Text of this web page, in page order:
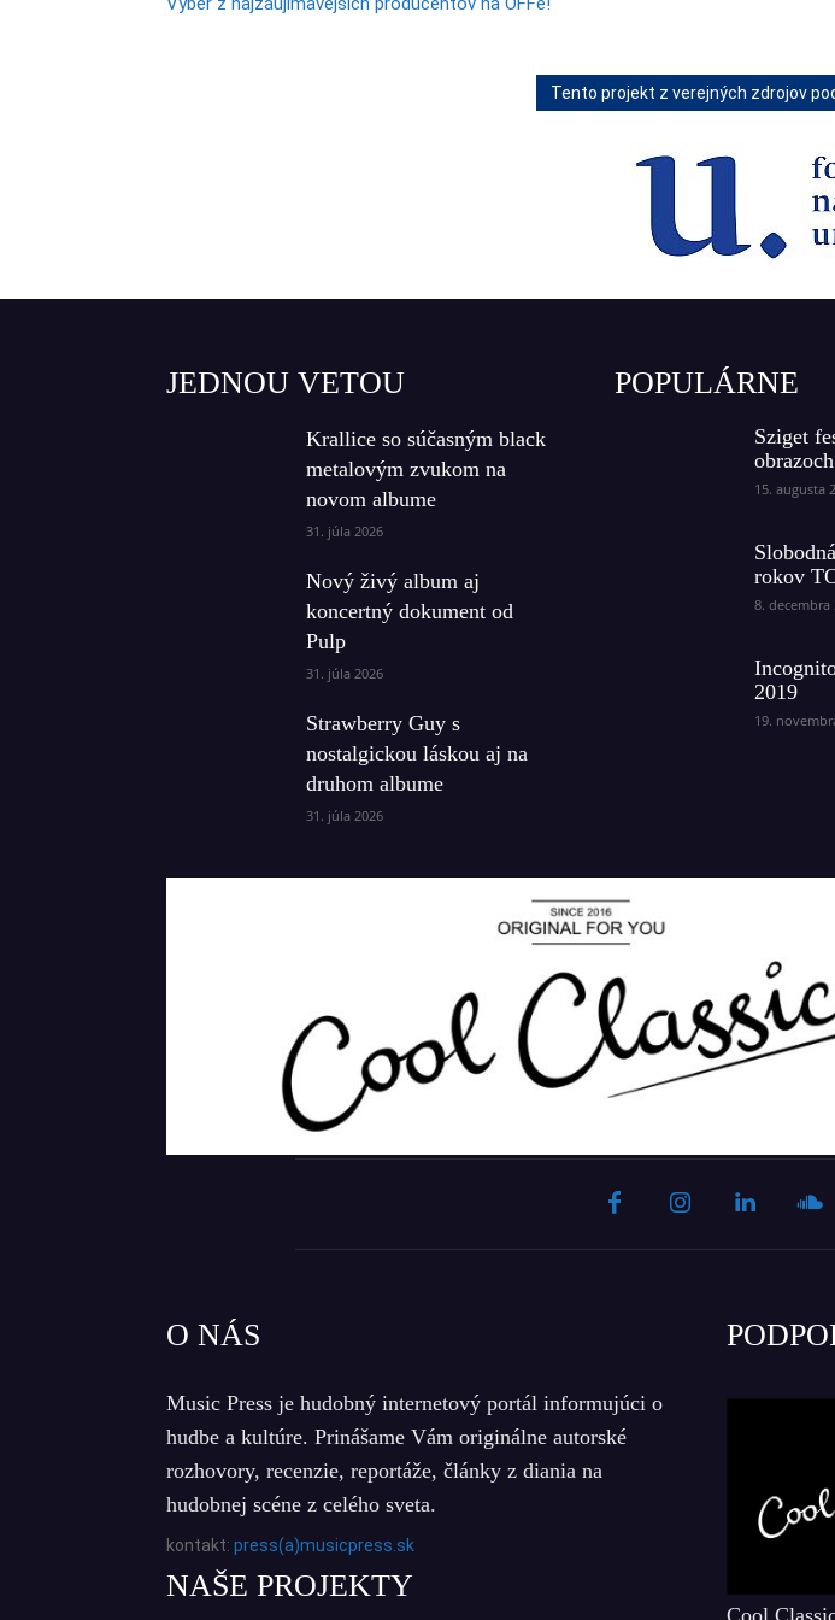
Tento projekt z verejných zdrojov
JEDNOU VETOU
Krallice so súčasným black
metalovým zvukom na
novom albume
31. júla 2026
Nový živý album aj
koncertný dokument od
Pulp
31. júla 2026
Strawberry Guy s
nostalgickou láskou aj na
druhom albume
31. júla 2026
POPULÁRNE
Sziget
obrazoch
15. augusta
rokov
8. decembra
2019
19.
O NÁS
Music Press je hudobný internetový portál informujúci o
hudbe a kultúre. Prinášame Vám originálne autorské
rozhovory, recenzie, reportáže, články z diania na
hudobnej scéne z celého sveta.
kontakt: press(a)musicpress.sk
NAŠE PROJEKTY